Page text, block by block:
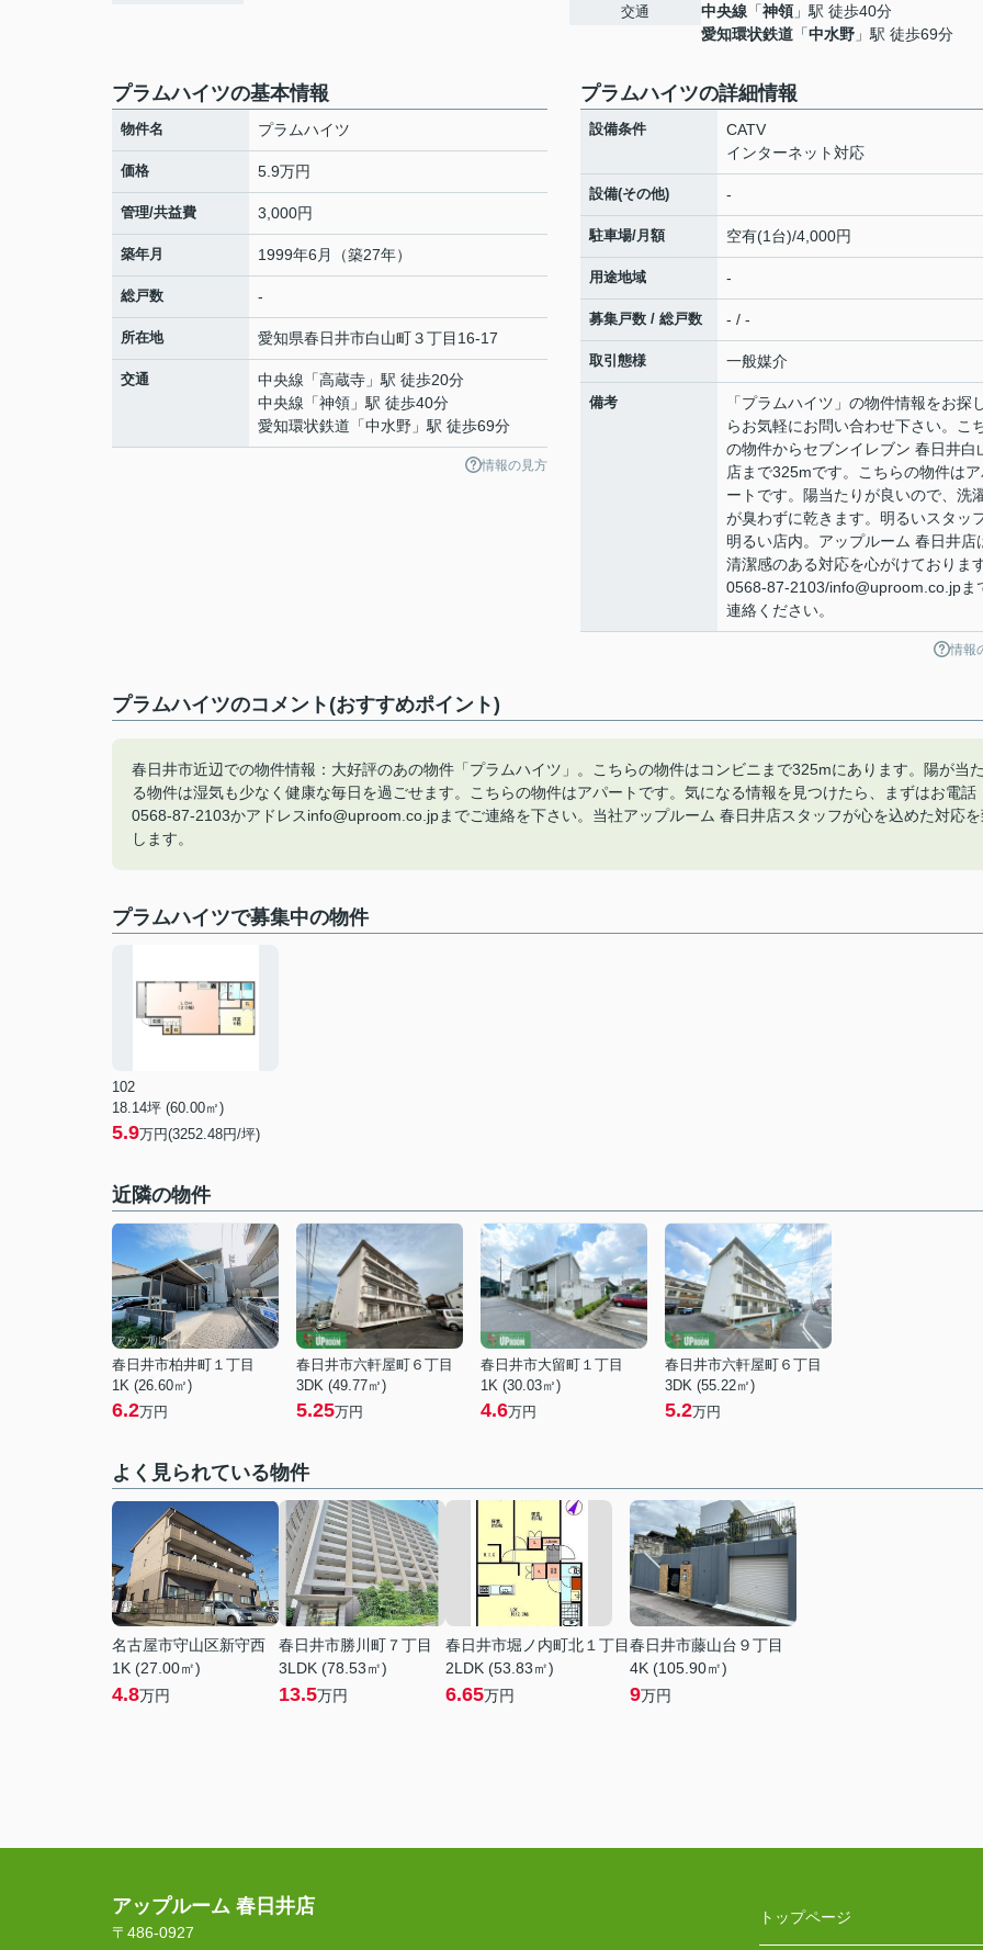
交通
中央線 「神領」駅 徒歩40分
愛知環状鉄道 「中水野 」駅 徒歩69分
プラムハイツの基本情報
物件名 プラムハイツ
価格 5.9万円
管理/共益費 3,000円
築年月 1999年6月（築27年）
総戸数 -
所在地 愛知県春日井市白山町３丁目16-17
交通 中央線 「高蔵寺 」駅 徒歩20分
中央線 「神領 」駅 徒歩40分
愛知環状鉄道 「中水野 」駅 徒歩69分
情報の見方
プラムハイツの詳細情報
設備条件
CATV
インターネット対応
設備(その他) -
駐車場/月額 空有(1台)/4,000円
用途地域 -
募集戸数 / 総戸数 - / -
取引態様 一般媒介
備考
「プラムハイツ」の物件情報をお探
らお気軽にお問い合わせ下さい。こ
の物件からセブンイレブン 春日井白
店まで325mです。こちらの物件は
ートです。陽当たりが良いので、洗
が臭わずに乾きます。明るいスタッフ
明るい店内。アップルーム 春日井店
清潔感のある対応を心がけております
0568-87-2103/info@uproom.co.jpま
連絡ください。
情報
プラムハイツのコメント(おすすめポイント)
春日井市近辺での物件情報：大好評のあの物件「プラムハイツ」。こちらの物件はコンビニまで325mにあります。陽が当た
る物件は湿気も少なく健康な毎日を過ごせます。こちらの物件はアパートです。気になる情報を見つけたら、まずはお電話
0568-87-2103かアドレスinfo@uproom.co.jpまでご連絡を下さい。当社アップルーム 春日井店スタッフが心を込めた対応
します。
プラムハイツで募集中の物件
102
18.14坪 (60.00㎡)
5.9万円(3252.48円/坪)
近隣の物件
春日井市柏井町１丁目
1K (26.60㎡)
6.2万円
春日井市六軒屋町６丁目
3DK (49.77㎡)
5.25万円
春日井市大留町１丁目
1K (30.03㎡)
4.6万円
春日井市六軒屋町６丁目
3DK (55.22㎡)
5.2万円
よく見られている物件
名古屋市守山区新守西
1K (27.00㎡)
4.8万円
春日井市勝川町７丁目
3LDK (78.53㎡)
13.5万円
春日井市堀ノ内町北１丁目
2LDK (53.83㎡)
6.65万円
春日井市藤山台９丁目
4K (105.90㎡)
9万円
アップルーム 春日井店
〒486-0927
トップページ